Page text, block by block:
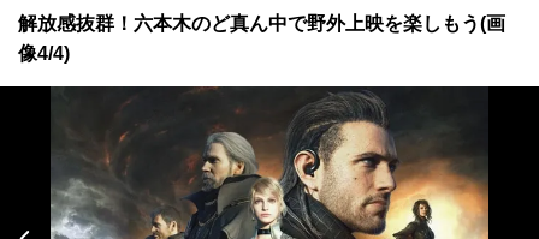
解放感抜群！六本木のど真ん中で野外上映を楽しもう(画
像4/4)